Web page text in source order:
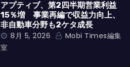
アプティブ、第2四半期営業利益
15％増 事業再編で収益力向上、
非自動車分野も2ケタ成長
8月 5, 2026
Mobi Times編集
室